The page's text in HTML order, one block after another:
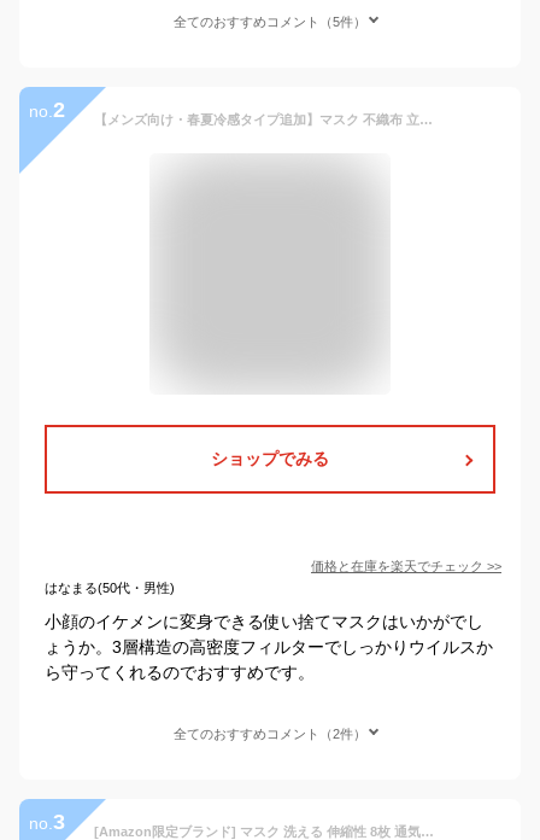
全てのおすすめコメント（5件）
no. 2 【メンズ向け・春夏冷感タイプ追加】マスク 不織布 立体 3D 大きめ メンズ 男性 バイカラー 接触冷感 夏用 薄型 通気性 息がしやすい ヒゲが擦れない 耳が痛くならない ゆったり 小顔 MASCLUB 使い捨て 花粉 ビジネス 無地 即納 ライトグレー 息がしやすい ブラック マスク
ショップでみる
価格と在庫を楽天でチェック >>
はなまる(50代・男性)
小顔のイケメンに変身できる使い捨てマスクはいかがでし
ょうか。3層構造の高密度フィルターでしっかりウイルスか
ら守ってくれるのでおすすめです。
全てのおすすめコメント（2件）
no. 3 [Amazon限定ブランド] マスク 洗える 伸縮性 8枚 通気性 ホコリ花粉 紫外線カット ストレッチ 洗える 小顔 吸水速乾 男女兼用 5カラー SYUKKY (XL,ブラック)